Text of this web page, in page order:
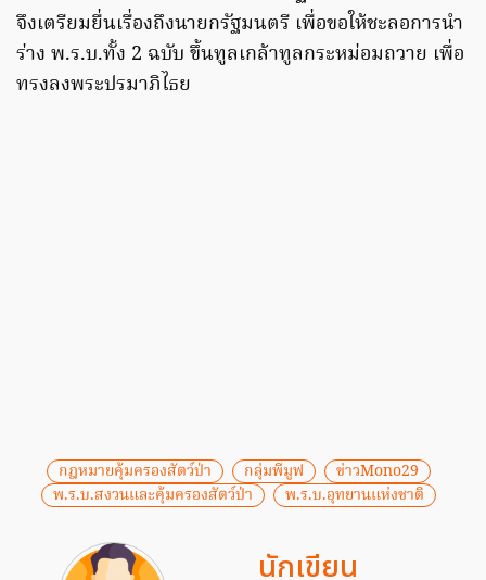
จึงเตรียมยื่นเรื่องถึงนายกรัฐมนตรี เพื่อขอให้ชะลอการนำ
ร่าง พ.ร.บ.ทั้ง 2 ฉบับ ขึ้นทูลเกล้าทูลกระหม่อมถวาย เพื่อ
ทรงลงพระปรมาภิไธย
กฎหมายคุ้มครองสัตว์ป่า กลุ่มพีมูฟ
ข่าวMono29
พ.ร.บ.สงวนและคุ้มครองสัตว์ป่า
พ.ร.บ.อุทยานแห่งชาติ
นักเขียน